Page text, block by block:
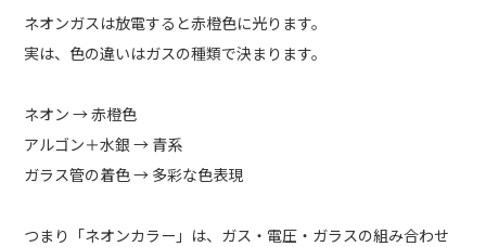
ネオンガスは放電すると赤橙色に光ります。
実は、色の違いはガスの種類で決まります。
ネオン → 赤橙色
アルゴン＋水銀 → 青系
ガラス管の着色 → 多彩な色表現
つまり「ネオンカラー」は、ガス・電圧・ガラスの組み合わせ